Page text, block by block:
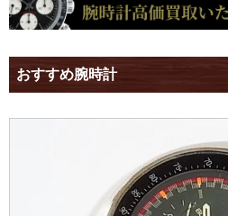
おすすめ腕時計